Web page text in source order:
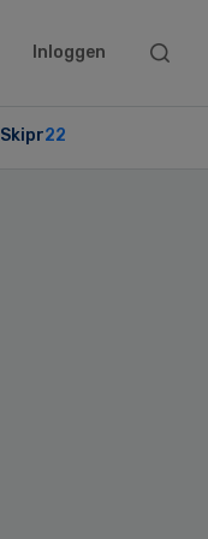
Inloggen
Search
Skipr22